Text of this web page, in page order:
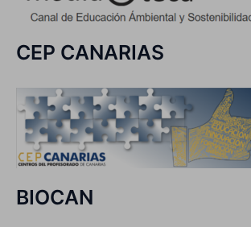
CEP CANARIAS
BIOCAN